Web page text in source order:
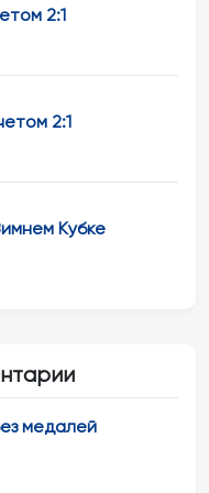
2:1
2:1
Кубке
медалей